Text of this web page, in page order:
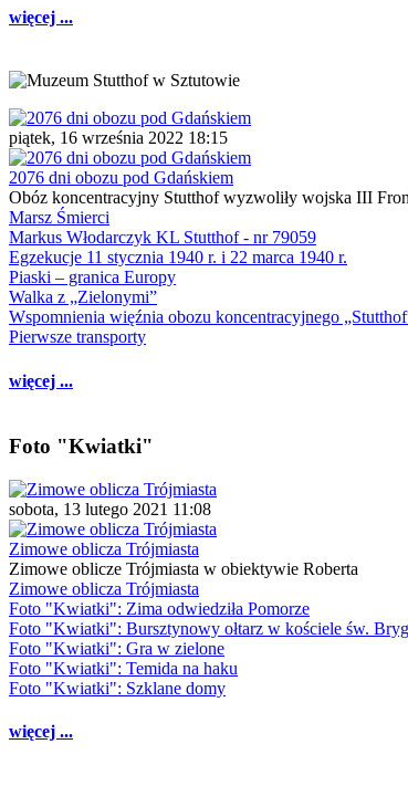
więcej ...
piątek, 16 września 2022 18:15
2076 dni obozu pod Gdańskiem
Obóz koncentracyjny Stutthof wyzwoliły wojska III
Marsz Śmierci
Markus Włodarczyk KL Stutthof - nr 79059
Egzekucje 11 stycznia 1940 r. i 22 marca 1940 r.
Piaski – granica Europy
Walka z „Zielonymi”
Wspomnienia więźnia obozu koncentracyjnego
Pierwsze transporty
więcej ...
Foto "Kwiatki"
sobota, 13 lutego 2021 11:08
Zimowe oblicza Trójmiasta
Zimowe oblicze Trójmiasta w obiektywie Roberta
Zimowe oblicza Trójmiasta
Foto "Kwiatki": Zima odwiedziła Pomorze
Foto "Kwiatki": Bursztynowy ołtarz w kościele św.
Foto "Kwiatki": Gra w zielone
Foto "Kwiatki": Temida na haku
Foto "Kwiatki": Szklane domy
więcej ...